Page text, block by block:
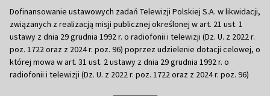
Dofinansowanie ustawowych zadań Telewizji Polskiej S.A. w likwidacji,
związanych z realizacją misji publicznej określonej w art. 21 ust. 1
ustawy z dnia 29 grudnia 1992 r. o radiofonii i telewizji (Dz. U. z 2022 r.
poz. 1722 oraz z 2024 r. poz. 96) poprzez udzielenie dotacji celowej, o
której mowa w art. 31 ust. 2 ustawy z dnia 29 grudnia 1992 r. o
radiofonii i telewizji (Dz. U. z 2022 r. poz. 1722 oraz z 2024 r. poz. 96)